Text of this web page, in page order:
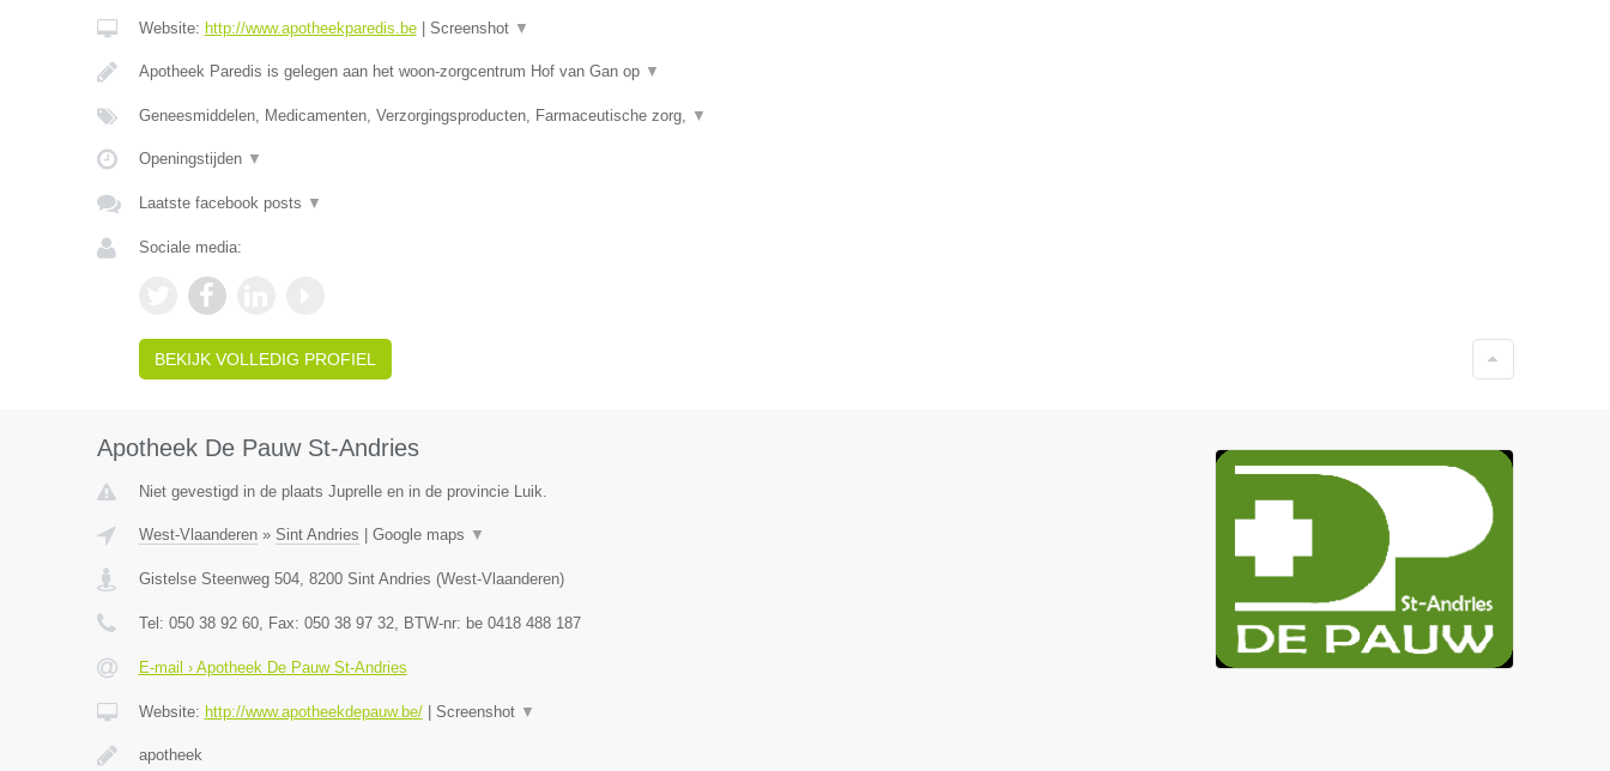
Website: http://www.apotheekparedis.be| Screenshot ▼
Apotheek Paredis is gelegen aan het woon-zorgcentrum Hof van Gan op ▼
Geneesmiddelen, Medicamenten, Verzorgingsproducten, Farmaceutische zorg, ▼
Openingstijden ▼
Laatste facebook posts ▼
Sociale media:
BEKIJK VOLLEDIG PROFIEL
Apotheek De Pauw St-Andries
Niet gevestigd in de plaats Juprelle en in de provincie Luik.
West-Vlaanderen» Sint Andries Google maps ▼
Gistelse Steenweg 504, 8200 Sint Andries (West-Vlaanderen)
Tel: 050 38 92 60, Fax: 050 38 97 32, BTW-nr: be 0418 488 187
E-mail › Apotheek De Pauw St-Andries
Website: http://www.apotheekdepauw.be/| Screenshot ▼
apotheek